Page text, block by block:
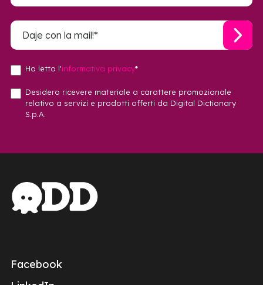
Ho letto l'informativa privacy*
Desidero ricevere materiale a carattere promozionale
relativo a servizi e prodotti offerti da Digital Dictionary
S.p.A.
Facebook